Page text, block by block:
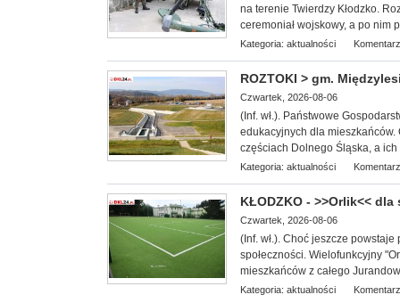
na terenie Twierdzy Kłodzko.
ceremoniał wojskowy, a po nim
Kategoria: aktualności
ROZTOKI > gm.
Czwartek, 2026-08-06
(Inf. wł.). Państwowe
edukacyjnych dla miesz
częściach Dolnego Śląska, a
Kategoria: aktualności
KŁODZKO - >>Orlik<<
Czwartek, 2026-08-06
(Inf. wł.). Choć jeszcze
społeczności. Wielofunkcyjny
mieszkańców z całego
Kategoria: aktualności